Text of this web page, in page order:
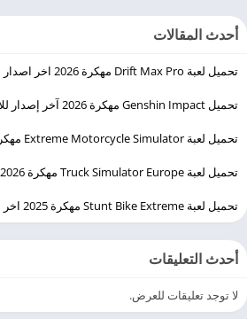
أحدث المقالات
تحميل لعبة Drift Max Pro مهكرة 2026 اخر اصدار للاندرويد
تحميل Genshin Impact مهكرة 2026 آخر إصدار للأندرويد
تحميل لعبة Extreme Motorcycle Simulator مهكرة 2026 اخر اصدار للاندرويد
تحميل لعبة Truck Simulator Europe مهكرة 2026 للاندرويد
تحميل لعبة Stunt Bike Extreme مهكرة 2025 اخر اصدار للاندرويد
أحدث التعليقات
لا توجد تعليقات للعرض.